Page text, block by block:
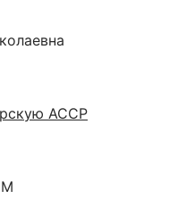
АССР